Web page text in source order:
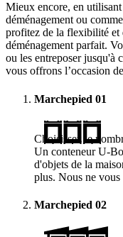
Mieux encore, en utilisant
déménagement ou
profitez de la flexibilité et
déménagement parfait.
ou les entreposer jusqu'à
vous offrons l’occasion
Marchepied 01
Choisissez le
Un conteneurU-
d'objets de la
plus. Nous ne vous
Marchepied 02